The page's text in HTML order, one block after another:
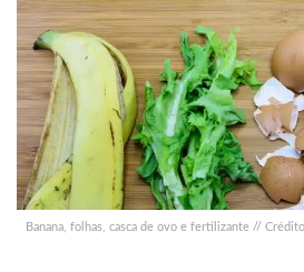
Banana, folhas, casca de ovo e fertilizante //